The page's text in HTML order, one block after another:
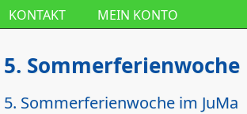
KONTAKT
MEIN KONTO
5. Sommerferienwoche
5. Sommerferienwoche im JuMa